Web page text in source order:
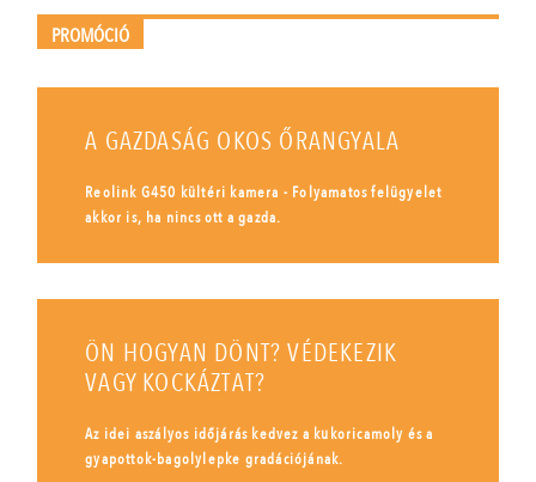
PROMÓCIÓ
A GAZDASÁG OKOS ŐRANGYALA
Reolink G450 kültéri kamera - Folyamatos felügyelet
akkor is, ha nincs ott a gazda.
ÖN HOGYAN DÖNT? VÉDEKEZIK
VAGY KOCKÁZTAT?
Az idei aszályos időjárás kedvez a kukoricamoly és a
gyapottok-bagolylepke gradációjának.